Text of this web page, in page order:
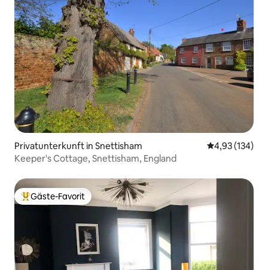
Privatunterkunft in Snettisham
4,93 (134)
Keeper's Cottage, Snettisham, England
Beliebter Gäste-Favorit.
Gäste-Favorit